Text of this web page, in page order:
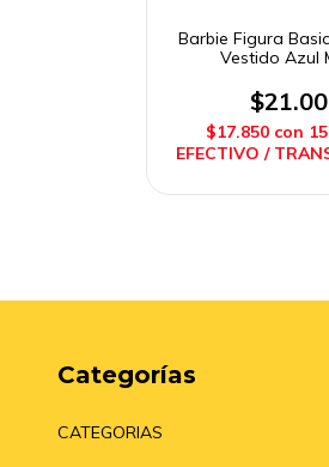
Barbie Figura
Vestido Azul
$17.850 con
EFECTIVO /
Categorías
CATEGORIAS